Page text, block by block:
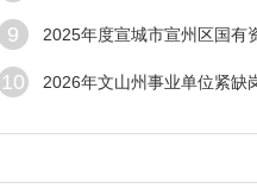
9 2025年度宣城市宣州区国有资本运营
10 2026年文山州事业单位紧缺岗位人员